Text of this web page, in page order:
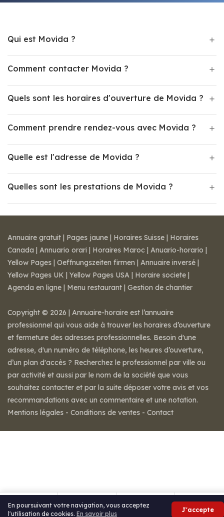
Appeler Itinéraire Avis
Qui est Movida ?
Comment contacter Movida ?
Quels sont les horaires d'ouverture de Movida ?
Comment prendre rendez-vous avec Movida ?
Quelle est l'adresse de Movida ?
Quelles sont les prestations de Movida ?
En poursuivant votre navigation, vous acceptez
l'utilisation de cookies. En savoir plus
J'accepte
Annuaire gratuit | Pages jaune | Horaires Suisse | Horaires
Canada | Annuario orari | Horaires Maroc | Anuario-horario |
Yellow Pages | Oeffnungszeiten firmen | Annuaire inversé |
Yellow Pages UK | Yellow Pages USA | Horaire societe |
Agenda en ligne | Menu restaurant | Gestion de chantier
Copyright © 2026 | Annuaire-horaire est l’annuaire
professionnel qui vous aide à trouver les horaires d’ouverture
et fermeture des adresses professionnelles. Besoin d'une
adresse, d'un numéro de téléphone, les heures d’ouverture,
d’un plan d'accès ? Recherchez le professionnel par ville ou
par activité et aussi par le nom de la société que vous
souhaitez contacter et par la suite déposer votre avis et vos
recommandations avec un commentaire et une notation.
Mentions légales - Conditions de ventes - Contact